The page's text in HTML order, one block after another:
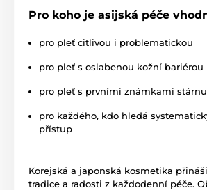
Pro koho je asijská péče
pro pleť citlivou i problematickou
pro pleť s oslabenou kožní bariérou
pro pleť s prvními známkami
pro každého, kdo hledá
přístup
Korejská a japonská kosmetika
tradice a radosti z každodenní péče.